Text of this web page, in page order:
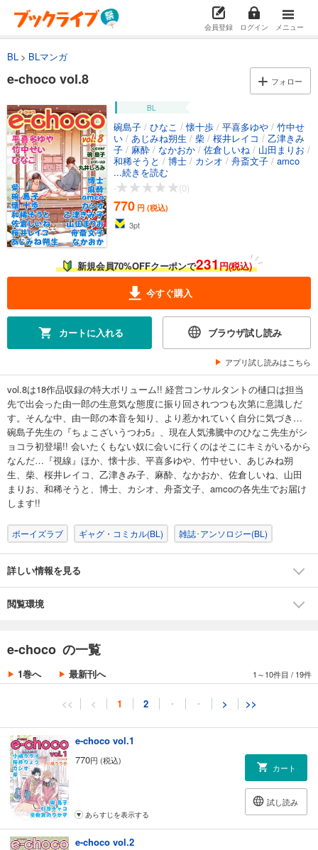
会員登録 ログイン メニュー
BL BLマンガ
e-choco vol.8 フォロー
BL
碗島子 / ひなこ /懐十歩 / 平喜多ゆや / 竹中せ
い / あじみね朔生 / 柴 / 桜井レイコ / 乙津きみ
子 / 麻酔 / なかおか / 佐倉しいね / 山田まりお /
和稀そうと / 博士 / カシオ / 舟斎文子 / amco
...続きを読む
-
(0)
770 円 (税込)
3pt
新規会員70%OFFクーポンで231円(税込)
今すぐ購入
カートに入れる ブラウザ試し読み
アプリ試し読みはこちら
vol.8は18作品収録の特大ボリューム!! 経営コンサルタントの樋口は担当
先で出会った由一郎の生意気な態度に振り回されつつも次第に意識しだ
す。そんな中、由一郎の本音を知り、より惹かれていく自分に気づき…
碗島子先生の『ちょこざいうつわ5』、現在人気沸騰中のひなこ先生がシ
ョコラ初登場!! 会いたくもない奴に会いに行くのはそこにキミがいるから
なんだ…『視線』ほか、懐十歩、平喜多ゆや、竹中せい、あじみね朔
生、柴、桜井レイコ、乙津きみ子、麻酔、なかおか、佐倉しいね、山田
まりお、和稀そうと、博士、カシオ、舟斎文子、amcoの各先生でお届け
します!!
ボーイズラブ ギャグ・コミカル(BL) 雑誌･アンソロジー(BL)
詳しい情報を見る
閲覧環境
e-choco の一覧
1巻へ 最新刊へ 1～10件目 / 19件
<< < 1 2 ・ ・ > >>
e-choco vol.1
770円 (税込)
カート
試し読み
あらすじを表示する
e-choco vol.2